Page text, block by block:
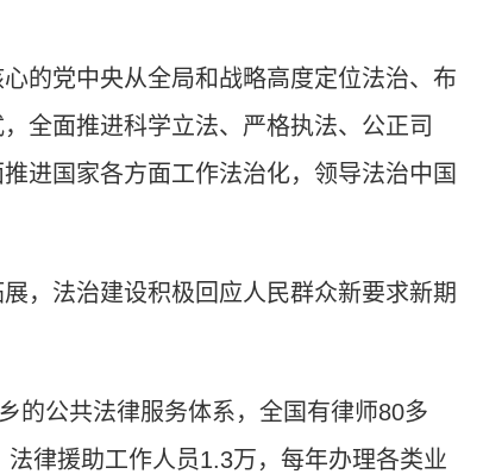
党中央从全局和战略高度定位法治、布
全面推进科学立法、严格执法、公正司
进国家各方面工作法治化，领导法治中国
法治建设积极回应人民群众新要求新期
公共法律服务体系，全国有律师80多
律援助工作人员1.3万，每年办理各类业